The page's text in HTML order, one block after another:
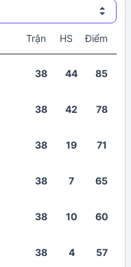
Trận HS Điểm
38 44 85
38 42 78
38 19 71
38 7 65
38 10 60
38 4 57